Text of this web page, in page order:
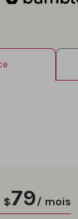
$79/ mois